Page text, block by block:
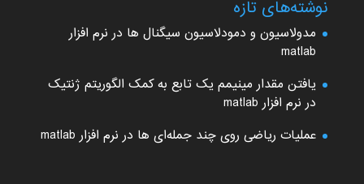
نوشته‌های تازه
مدولاسیون و دمودلاسیون سیگنال ها در نرم افزار
matlab
یافتن مقدار مینیمم یک تابع به کمک الگوریتم ژنتیک
در نرم افزار matlab
عملیات ریاضی روی چند جمله‌ای ها در نرم افزار matlab